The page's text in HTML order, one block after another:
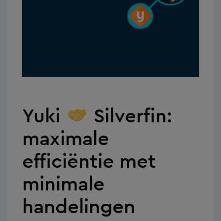
Yuki
Silverfin:
maximale
efficiëntie met
minimale
handelingen